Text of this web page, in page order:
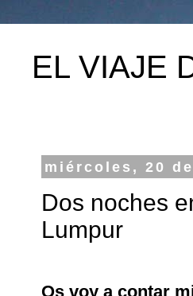
EL VIAJE
miércoles, 20
Dos noches
Lumpur
Os voy a contar